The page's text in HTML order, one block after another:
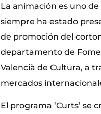
La animación es uno
siempre ha estado
de promoción del
departamento de
Valencià de Cultura, a
mercados
El programa ‘Curts’ se